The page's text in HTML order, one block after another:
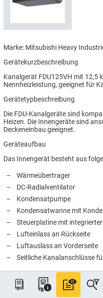
Marke: Mitsubishi Heavy
Gerätekurzbeschreibung
Kanalgerät FDU125VH mit 12,5
Nennheizleistung, geeignet für
Gerätetypbeschreibung
Die FDU-Kanalgeräte sind
Heizen. Die Innengeräte sind
Deckeneinbau geeignet.
Geräteaufbau
Das Innengerät besteht aus
–
Wärmeübertrager
–
DC-Radialventilator
–
Kondensatpumpe
–
Kondensatwanne mit
–
Steuerplatine mit
–
Lufteinlass an Rückseite
–
Luftauslass an Vorderseite
–
Seitliche Kanalanschlüsse
Leise laufende,
Radialventilatoren mit
die Geräterückseite an. Der